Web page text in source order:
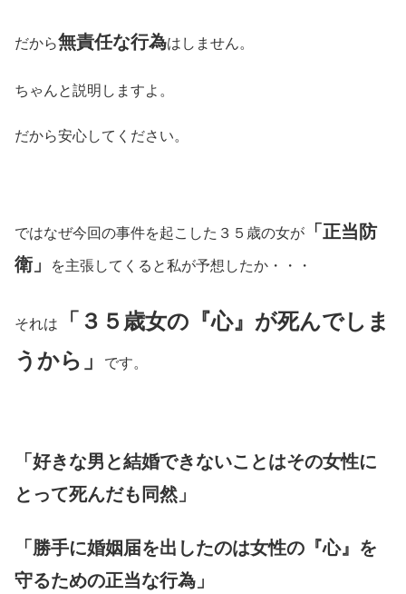
だから無責任な行為はしません。
ちゃんと説明しますよ。
だから安心してください。
ではなぜ今回の事件を起こした３５歳の女が
「正当防
衛」
を主張してくると私が予想したか・・・
それは
「３５歳女の『心』が死んでしま
うから」
です。
「好きな男と結婚できないことはその女性に
とって死んだも同然」
「勝手に婚姻届を出したのは女性の『心』を
守るための正当な行為」